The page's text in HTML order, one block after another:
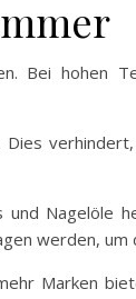
Bei hohen
Nagelöle
werden,
Marken